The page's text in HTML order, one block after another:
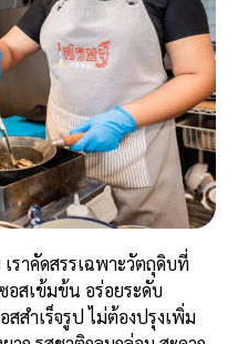
ราคัดสรรเฉพาะวัตถุดิบที่
สเข้มข้น อร่อยระดับ
สำเร็จรูป ไม่ต้องปรุงเพิ่ม